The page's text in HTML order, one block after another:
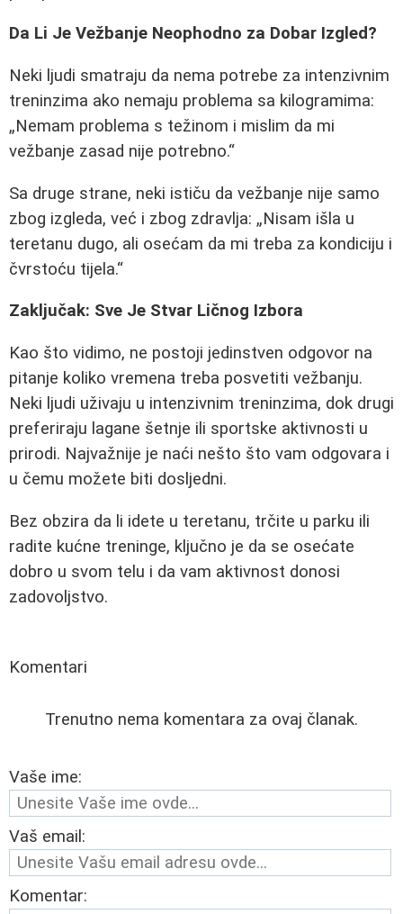
Da Li Je Vežbanje Neophodno za Dobar Izgled?
Neki ljudi smatraju da nema potrebe za intenzivnim
treninzima ako nemaju problema sa kilogramima:
Nemam problema s težinom i mislim da mi
vežbanje zasad nije potrebno.
Sa druge strane, neki ističu da vežbanje nije samo
zbog izgleda, već i zbog zdravlja:
Nisam išla u
teretanu dugo, ali osećam da mi treba za kondiciju i
čvrstoću tijela.
Zaključak: Sve Je Stvar Ličnog Izbora
Kao što vidimo, ne postoji jedinstven odgovor na
pitanje koliko vremena treba posvetiti vežbanju.
Neki ljudi uživaju u intenzivnim treninzima, dok drugi
preferiraju lagane šetnje ili sportske aktivnosti u
prirodi. Najvažnije je naći nešto što vam odgovara i
u čemu možete biti dosljedni.
Bez obzira da li idete u teretanu, trčite u parku ili
radite kućne treninge, ključno je da se osećate
dobro u svom telu i da vam aktivnost donosi
zadovoljstvo.
Komentari
Trenutno nema komentara za ovaj članak.
Vaše ime:
Vaš email:
Komentar: